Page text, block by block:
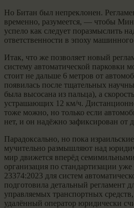
Но Битан был непреклонен.
временно, разумеется, — чтобы
успело как следует поразмыслить
ответственности в эпоху
Итак, что же позволяет новый
систему автоматической парковки
стоит не дальше 6 метров от
появилась после тщательных
была высосана из пальца), а
устрашающих 12 км/ч.
тоже можно, но только если
нет, и он надёжно зафиксирован от
Парадоксально, но пока
мучительно размышляют над
мир движется вперёд
организация по стандартизации уже
23374:2023 для систем
подготовила детальный регламент
управляемых транспортных
удалённый оператор юридически